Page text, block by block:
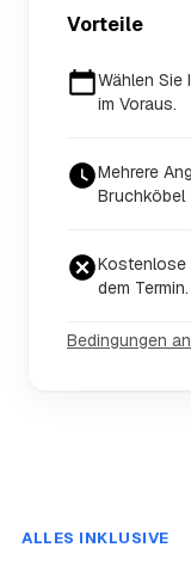
Vorteile
Wählen Sie
im Voraus.
Mehrere
Bruchköbel
Kostenlose
dem Termin.
Bedingungen
ALLES INKLUSIVE